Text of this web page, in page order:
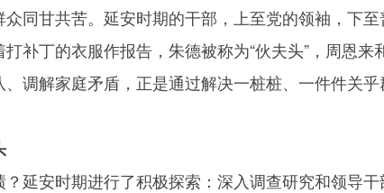
同甘共苦。延安时期的干部，上至党的领袖，下
补丁的衣服作报告，朱德被称为“伙夫头”，周恩
调解家庭矛盾，正是通过解决一桩桩、一件件关
延安时期进行了积极探索：深入调查研究和领导